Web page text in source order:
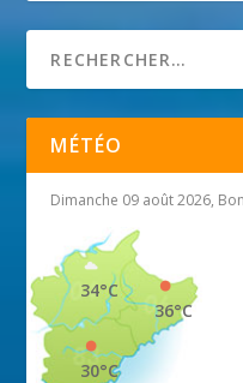
MÉTÉO
Dimanche 09 août 2026,
36°C
34°C
30°C